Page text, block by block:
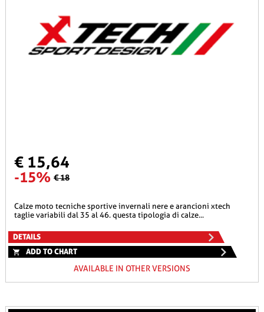
€ 15,64
-15% € 18
calze moto tecniche sportive invernali nere e arancioni xtech
taglie variabili dal 35 al 46. questa tipologia di calze...
DETAILS
ADD TO CHART
AVAILABLE IN OTHER VERSIONS